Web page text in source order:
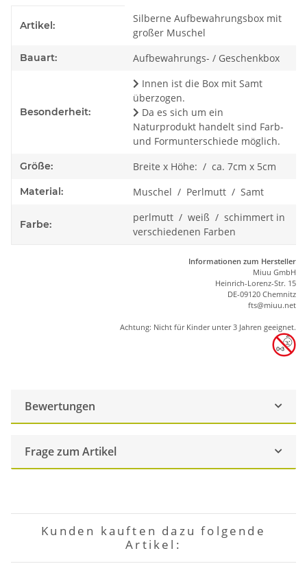
Artikel:
Silberne Aufbewahrungsbox mit
großer Muschel
Bauart: Aufbewahrungs- / Geschenkbox
Besonderheit:
Innen ist die Box mit Samt
überzogen.
Da es sich um ein
Naturprodukt handelt sind Farb-
und Formunterschiede möglich.
Größe: Breite x Höhe: / ca. 7cm x 5cm
Material: Muschel / Perlmutt / Samt
Farbe:
perlmutt / weiß / schimmert in
verschiedenen Farben
Informationen zum Hersteller
Miuu GmbH
Heinrich-Lorenz-Str. 15
DE-09120 Chemnitz
fts@miuu.net
Achtung: Nicht für Kinder unter 3 Jahren geeignet.
Bewertungen
Frage zum Artikel
Kunden kauften dazu folgende
Artikel: